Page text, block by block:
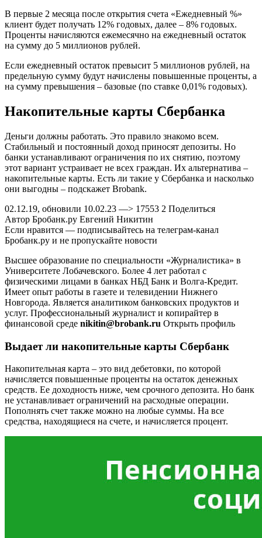
В первые 2 месяца после открытия счета «Ежедневный %»
клиент будет получать 12% годовых, далее – 8% годовых.
Проценты начисляются ежемесячно на ежедневный остаток
на сумму до 5 миллионов рублей.
Если ежедневный остаток превысит 5 миллионов рублей, на
предельную сумму будут начислены повышенные проценты, а
на сумму превышения – базовые (по ставке 0,01% годовых).
Накопительные карты Сбербанка
Деньги должны работать. Это правило знакомо всем.
Стабильный и постоянный доход приносят депозиты. Но
банки устанавливают ограничения по их снятию, поэтому
этот вариант устраивает не всех граждан. Их альтернатива –
накопительные карты. Есть ли такие у Сбербанка и насколько
они выгодны – подскажет Brobank.
02.12.19, обновили 10.02.23 —> 17553 2 Поделиться
Автор Бробанк.ру Евгений Никитин
Если нравится — подписывайтесь на телеграм-канал
Бробанк.ру и не пропускайте новости
Высшее образование по специальности «Журналистика» в
Университете Лобачевского. Более 4 лет работал с
физическими лицами в банках НБД Банк и Волга-Кредит.
Имеет опыт работы в газете и телевидении Нижнего
Новгорода. Является аналитиком банковских продуктов и
услуг. Профессиональный журналист и копирайтер в
финансовой среде nikitin@brobank.ru Открыть профиль
Выдает ли накопительные карты Сбербанк
Накопительная карта – это вид дебетовки, по которой
начисляется повышенные проценты на остаток денежных
средств. Ее доходность ниже, чем срочного депозита. Но банк
не устанавливает ограничений на расходные операции.
Пополнять счет также можно на любые суммы. На все
средства, находящиеся на счете, и начисляется процент.